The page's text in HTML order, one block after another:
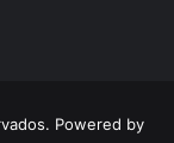
Powered by